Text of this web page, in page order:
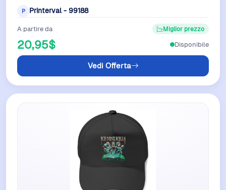
P Printerval - 99188
A partire da
20,95$
Miglior prezzo
Vedi Offerta
Disponibile